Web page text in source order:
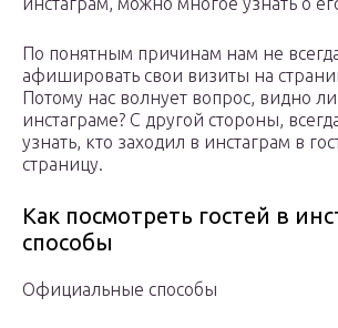
По понятным причинам нам не
афишировать свои визиты на
Потому нас волнует вопрос, видно ли
инстаграме? С другой стороны,
узнать, кто заходил в инстаграм в
страницу.
Как посмотреть гостей в
способы
Официальные способы